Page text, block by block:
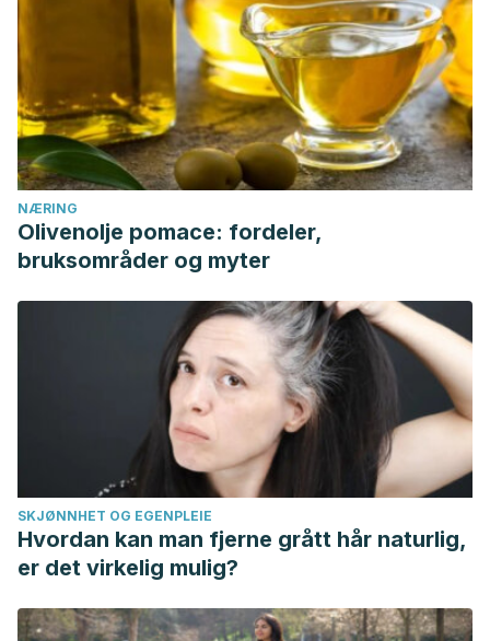
NÆRING
Olivenolje pomace: fordeler,
bruksområder og myter
SKJØNNHET OG EGENPLEIE
Hvordan kan man fjerne grått hår naturlig,
er det virkelig mulig?